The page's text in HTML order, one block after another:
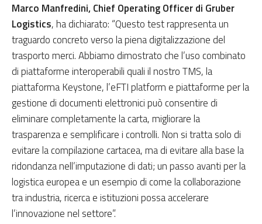
Marco Manfredini, Chief Operating Officer di Gruber
Logistics, ha dichiarato: “Questo test rappresenta un
traguardo concreto verso la piena digitalizzazione del
trasporto merci. Abbiamo dimostrato che l’uso combinato
di piattaforme interoperabili quali il nostro TMS, la
piattaforma Keystone, l’eFTI platform e piattaforme per la
gestione di documenti elettronici può consentire di
eliminare completamente la carta, migliorare la
trasparenza e semplificare i controlli. Non si tratta solo di
evitare la compilazione cartacea, ma di evitare alla base la
ridondanza nell’imputazione di dati; un passo avanti per la
logistica europea e un esempio di come la collaborazione
tra industria, ricerca e istituzioni possa accelerare
l’innovazione nel settore”.